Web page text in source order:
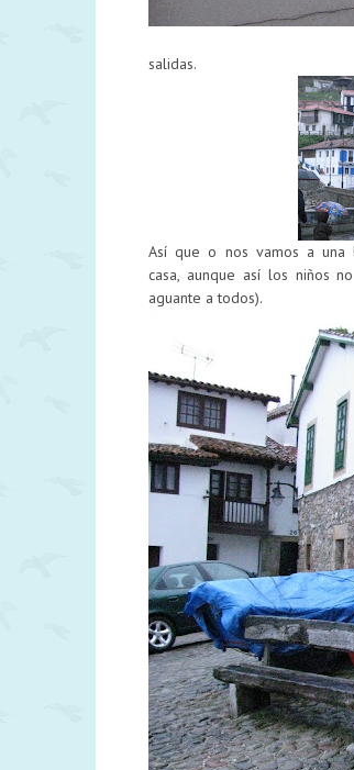
salidas.
Así que o nos vamos a una
casa, aunque así los niños
aguante a todos).